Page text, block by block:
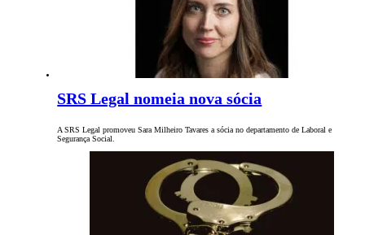
SRS Legal nomeia nova sócia
A SRS Legal promoveu Sara Milheiro Tavares a sócia no departamento de Laboral e
Segurança Social.